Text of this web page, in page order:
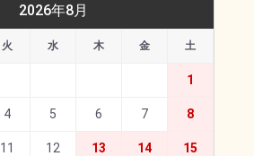
2026年8月
火 水 木 金 土
1
4 5 6 7 8
11 12 13 14 15